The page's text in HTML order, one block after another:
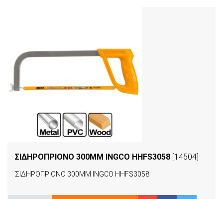
ΣΙΔΗΡΟΠΡΙΟΝΟ 300MM INGCO HHFS3058 [14504]
ΣΙΔΗΡΟΠΡΙΟΝΟ 300MM INGCO HHFS3058